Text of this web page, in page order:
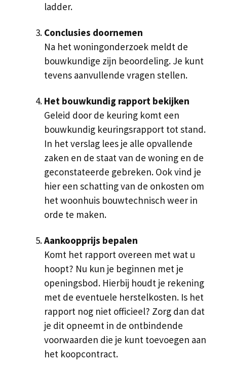
ladder.
Conclusies doornemen
Na het woningonderzoek meldt de
bouwkundige zijn beoordeling. Je kunt
tevens aanvullende vragen stellen.
Het bouwkundig rapport bekijken
Geleid door de keuring komt een
bouwkundig keuringsrapport tot stand.
In het verslag lees je alle opvallende
zaken en de staat van de woning en de
geconstateerde gebreken. Ook vind je
hier een schatting van de onkosten om
het woonhuis bouwtechnisch weer in
orde te maken.
Aankoopprijs bepalen
Komt het rapport overeen met wat u
hoopt? Nu kun je beginnen met je
openingsbod. Hierbij houdt je rekening
met de eventuele herstelkosten. Is het
rapport nog niet officieel? Zorg dan dat
je dit opneemt in de ontbindende
voorwaarden die je kunt toevoegen aan
het koopcontract.